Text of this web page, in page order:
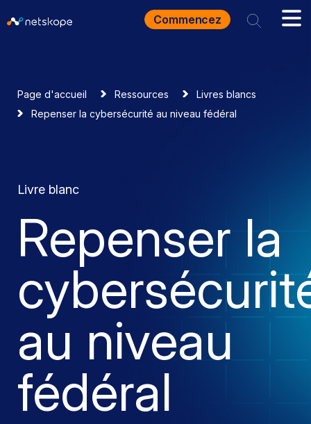
Commencez
Page d'accueil Ressources
Livres blancs
Repenser la cybersécurité au niveau fédéral
Livre blanc
Repenser la
au niveau
fédéral